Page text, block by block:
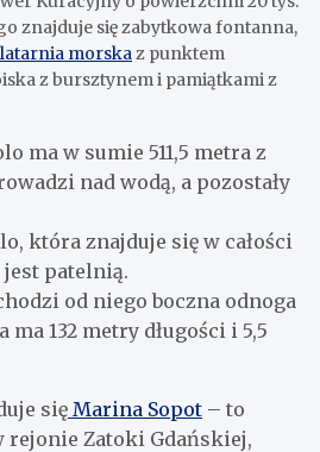
znajduje się zabytkowa fontanna,
latarnia morskaz punktem
z bursztynem i pamiątkami z
ma w sumie 511,5 metra z
nad wodą, a pozostały
która znajduje się w całości
jest patelnią.
od niego boczna odnoga
132 metry długości i 5,5
się Marina Sopot – to
rejonie Zatoki Gdańskiej,